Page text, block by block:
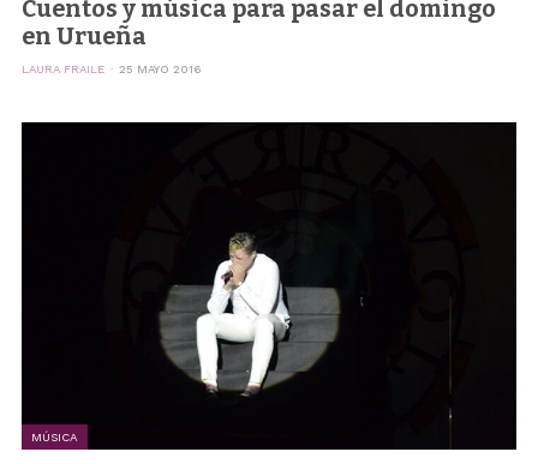
Cuentos y música para pasar el domingo
en Urueña
LAURA FRAILE 25 MAYO 2016
MÚSICA